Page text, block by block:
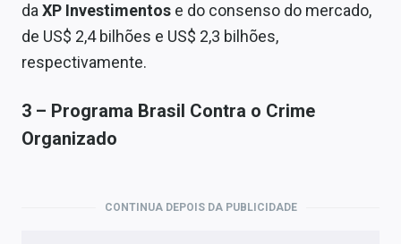
da XP Investimentos e do consenso do mercado,
de US$ 2,4 bilhões e US$ 2,3 bilhões,
respectivamente.
3 – Programa Brasil Contra o Crime
Organizado
CONTINUA DEPOIS DA PUBLICIDADE